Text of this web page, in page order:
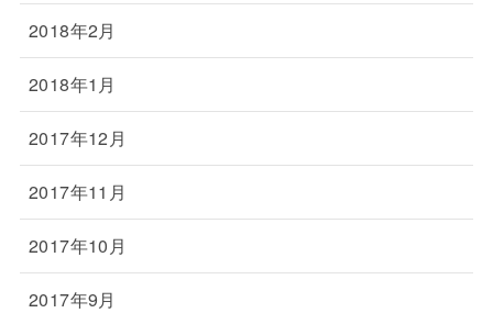
2018年2月
2018年1月
2017年12月
2017年11月
2017年10月
2017年9月